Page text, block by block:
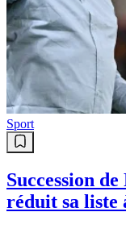
Sport
Succession
réduit sa liste